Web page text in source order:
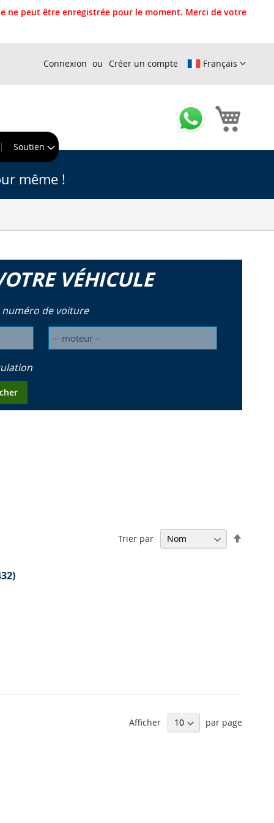
ne peut être enregistrée pour le moment. Merci de votre
Français
Connexion Créer un compte
Soutien
même !
VÉHICULE
numéro de voiture
Trier par
Afficher par page